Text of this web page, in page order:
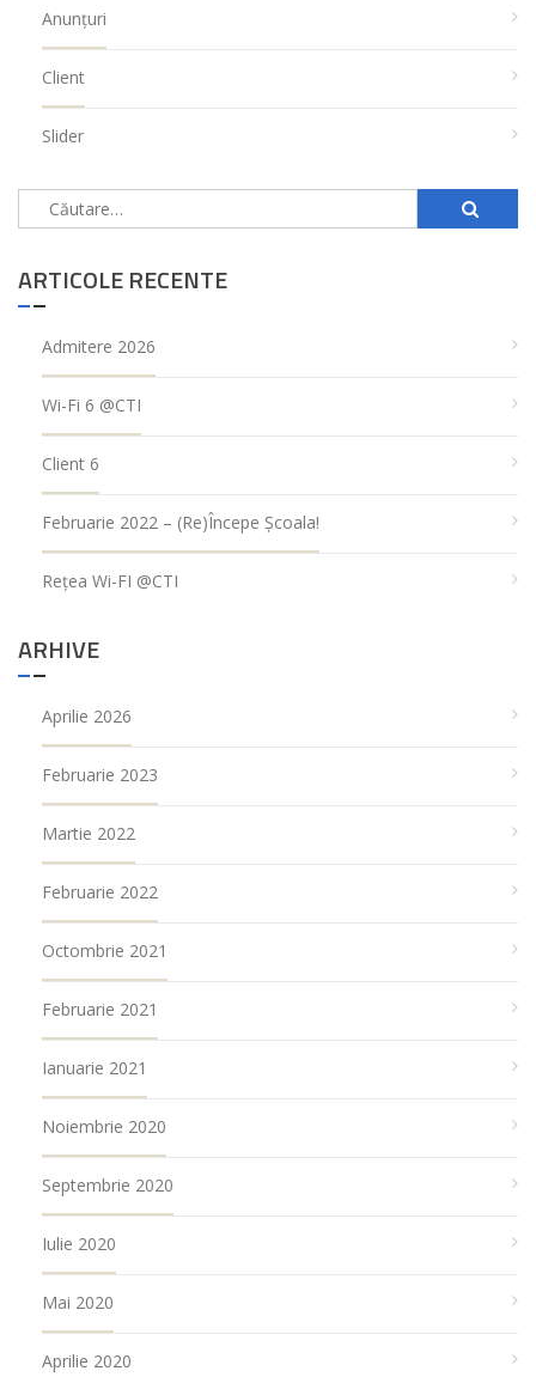
Anunțuri
Client
Slider
Caută
după:
ARTICOLE RECENTE
Admitere 2026
Wi-Fi 6 @CTI
Client 6
Februarie 2022 – (re)Începe Școala!
Rețea Wi-FI @CTI
ARHIVE
Aprilie 2026
Februarie 2023
Martie 2022
Februarie 2022
Octombrie 2021
Februarie 2021
Ianuarie 2021
Noiembrie 2020
Septembrie 2020
Iulie 2020
Mai 2020
Aprilie 2020